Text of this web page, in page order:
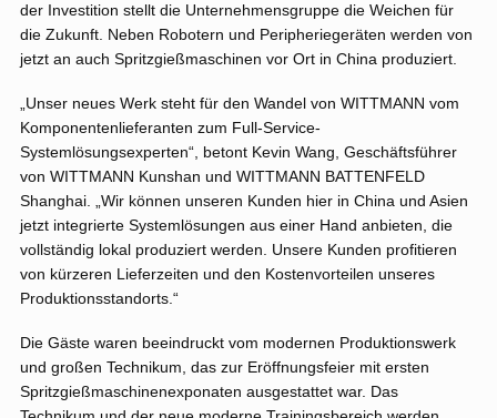
der Investition stellt die Unternehmensgruppe die Weichen für
die Zukunft. Neben Robotern und Peripheriegeräten werden von
jetzt an auch Spritzgießmaschinen vor Ort in China produziert.
„Unser neues Werk steht für den Wandel von WITTMANN vom
Komponentenlieferanten zum Full-Service-
Systemlösungsexperten“, betont Kevin Wang, Geschäftsführer
von WITTMANN Kunshan und WITTMANN BATTENFELD
Shanghai. „Wir können unseren Kunden hier in China und Asien
jetzt integrierte Systemlösungen aus einer Hand anbieten, die
vollständig lokal produziert werden. Unsere Kunden profitieren
von kürzeren Lieferzeiten und den Kostenvorteilen unseres
Produktionsstandorts.“
Die Gäste waren beeindruckt vom modernen Produktionswerk
und großen Technikum, das zur Eröffnungsfeier mit ersten
Spritzgießmaschinenexponaten ausgestattet war. Das